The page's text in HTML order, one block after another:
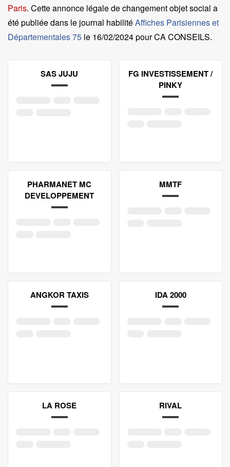
Paris. Cette annonce légale de changement objet social a
été publiée dans le journal habilitéAffiches Parisiennes et
Départementales 75 le 16/02/2024 pour CA CONSEILS.
SAS JUJU
FG INVESTISSEMENT /
PINKY
PHARMANET MC
DEVELOPPEMENT
MMTF
ANGKOR TAXIS IDA 2000
LA ROSE RIVAL